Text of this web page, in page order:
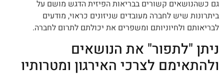
גם כשהנושאים קשורים בבריאות הפיזית הדגש מושם על
ביתרונות שיש לחברה מעובדים שניזונים כראוי, מודעים
לבריאותם ולחיוניותם ומשפרים את יכולתם לתרום לחברה.
ניתן "לתפור" את הנושאים
ולהתאימם לצרכי האירגון ומטרותיו